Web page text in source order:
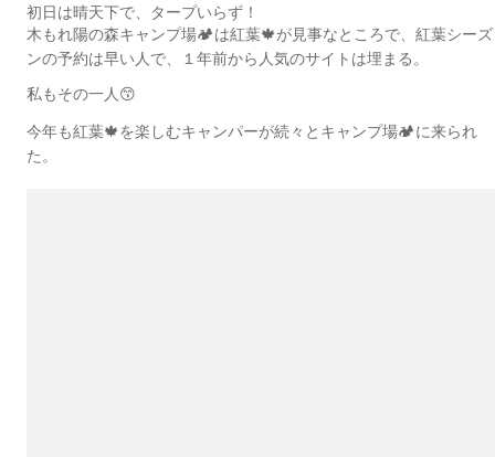
初日は晴天下で、タープいらず！
木もれ陽の森キャンプ場🏕は紅葉🍁が見事なところで、紅葉シーズ
ンの予約は早い人で、１年前から人気のサイトは埋まる。
私もその一人😙
今年も紅葉🍁を楽しむキャンパーが続々とキャンプ場🏕に来られ
た。